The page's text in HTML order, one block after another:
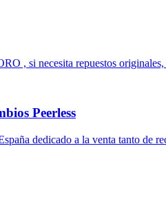
, si necesita repuestos
Peerless
dedicado a la venta tanto de